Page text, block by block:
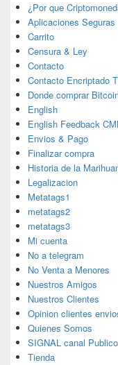
¿Por que
Aplicaciones Seguras
Carrito
Censura & Ley
Contacto
Contacto Encriptado
Donde comprar
English
English Feedback
Envios & Pago
Finalizar compra
Historia de la
Legalizacion
Metatags1
metatags2
metatags3
Mi cuenta
No a telegram
No Venta a Menores
Nuestros Amigos
Nuestros Clientes
Opinion clientes
Quienes Somos
SIGNAL canal Publico
Tienda